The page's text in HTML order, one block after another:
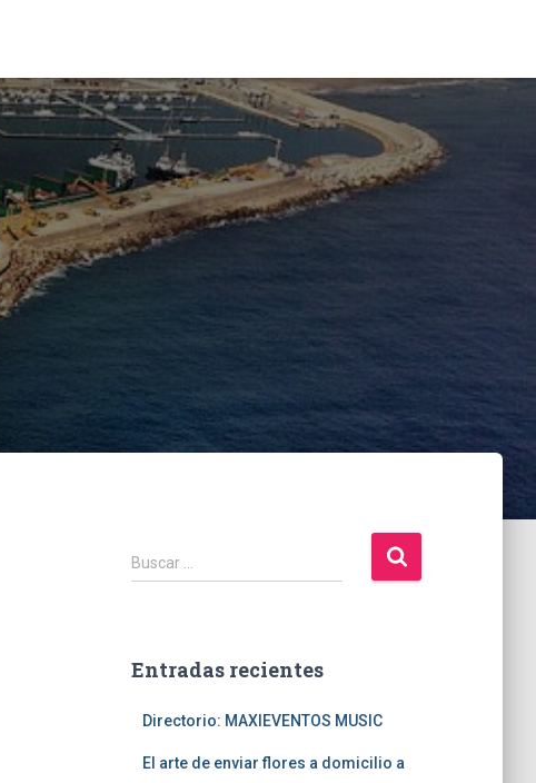
B
u
r
Buscar …
Entradas recientes
Directorio: MAXIEVENTOS MUSIC
El arte de enviar flores a domicilio a